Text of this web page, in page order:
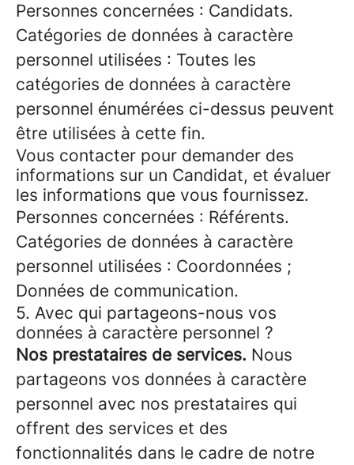
Personnes concernées : Candidats.
Catégories de données à caractère
personnel utilisées : Toutes les
catégories de données à caractère
personnel énumérées ci-dessus peuvent
être utilisées à cette fin.
Vous contacter pour demander des
informations sur un Candidat, et évaluer
les informations que vous fournissez.
Personnes concernées : Référents.
Catégories de données à caractère
personnel utilisées : Coordonnées ;
Données de communication.
5. Avec qui partageons-nous vos
données à caractère personnel ?
Nos prestataires de services. Nous
partageons vos données à caractère
personnel avec nos prestataires qui
offrent des services et des
fonctionnalités dans le cadre de notre